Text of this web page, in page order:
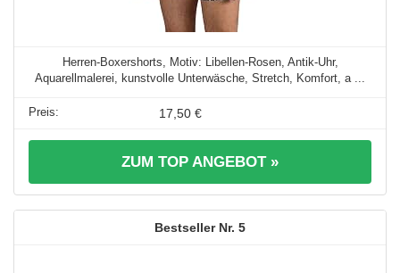
Herren-Boxershorts, Motiv: Libellen-Rosen, Antik-Uhr,
Aquarellmalerei, kunstvolle Unterwäsche, Stretch, Komfort, a ...
17,50 €
ZUM TOP ANGEBOT »
5